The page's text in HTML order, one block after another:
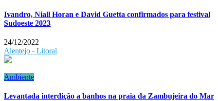
Ivandro, Niall Horan e David Guetta confirmados para festival
Sudoeste 2023
24/12/2022
Alentejo - Litoral
Ambiente
Levantada interdição a banhos na praia da Zambujeira do Mar